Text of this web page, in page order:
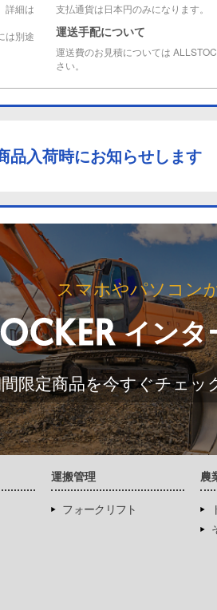
詳細は
は別途
支払通貨は日本円のみになります。
運送手配について
運送費のお見積については
さい。
品入荷時にお知らせします
スマホやパソコン
インタ
限定商品を今すぐチェッ
運搬管理
フォークリフト
農